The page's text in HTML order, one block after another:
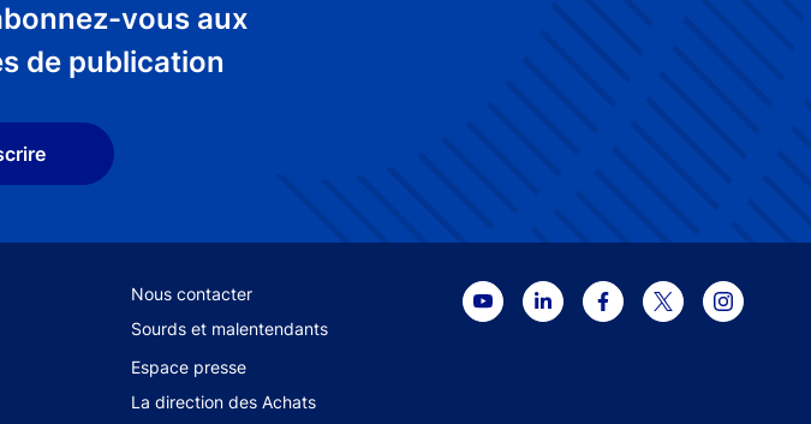
vous aux
de publication
Footer secondary menu
Nous contacter
Sourds et malentendants
Espace presse
La direction des Achats